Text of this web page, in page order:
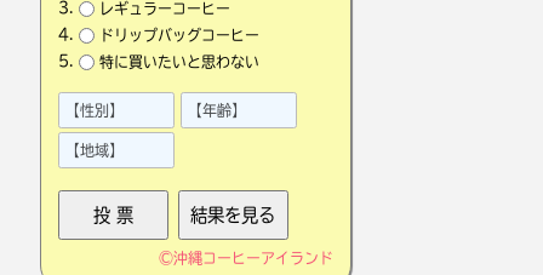
レギュラーコーヒー
ドリップバッグコーヒー
特に買いたいと思わない
©沖縄コーヒーアイランド